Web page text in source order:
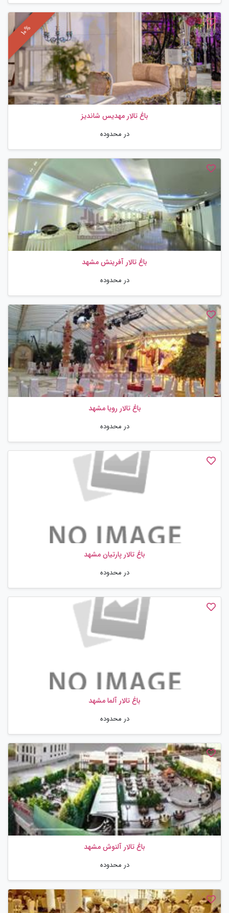
باغ تالار مهدیس شاندیز
در محدوده
باغ تالار آفرینش مشهد
در محدوده
باغ تالار رویا مشهد
در محدوده
باغ تالار پارتیان مشهد
در محدوده
باغ تالار آلما مشهد
در محدوده
باغ تالار آلنوش مشهد
در محدوده